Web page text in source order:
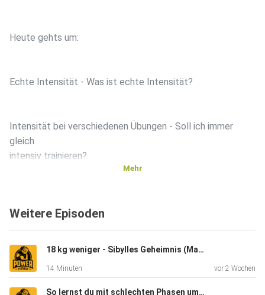
Heute gehts um:
Echte Intensität - Was ist echte Intensität?
Intensität bei verschiedenen Übungen - Soll ich immer
gleich
intensiv trainieren?
im
Viel Spaß!!
Mehr
Weitere Episoden
18 kg weniger - Sibylles Geheimnis (Mama wollte wieder fit für ihr Kind sein)
14 Minuten vor 2 Wochen
So lernst du mit schlechten Phasen umzugehen (Musterbrechen)